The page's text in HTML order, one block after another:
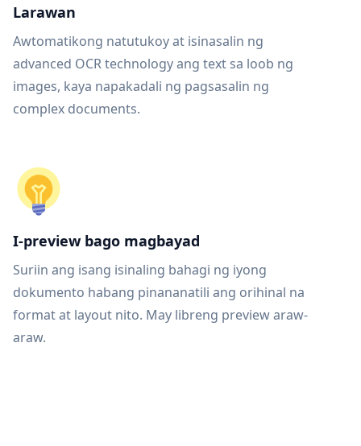
Larawan
Awtomatikong natutukoy at isinasalin ng
advanced OCR technology ang text sa loob ng
images, kaya napakadali ng pagsasalin ng
complex documents.
I-preview bago magbayad
Suriin ang isang isinaling bahagi ng iyong
dokumento habang pinananatili ang orihinal na
format at layout nito. May libreng preview araw-
araw.